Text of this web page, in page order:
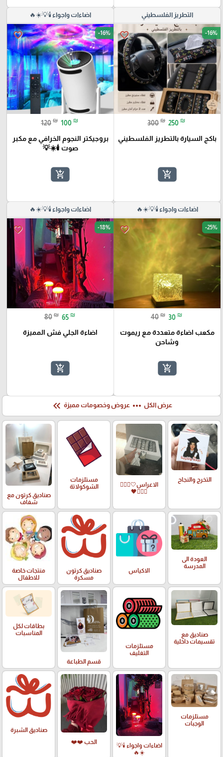
التطريز الفلسطيني
favorite_border -16%
300 ₪ 250 ₪
باكج السيارة بالتطريز الفلسطيني
add_shopping_cart
اضاءات واجواء 🕯️💡☀️🔥
favorite_border -16%
120 ₪ 100 ₪
بروجيكتر النجوم الخرافي مع مكبر
صوت 🕯️☀️💡
add_shopping_cart
اضاءات واجواء 🕯️💡☀️🔥
favorite_border -25%
40 ₪ 30 ₪
مكعب اضاءة متعددة مع ريموت
وشاحن
add_shopping_cart
اضاءات واجواء 🕯️💡☀️🔥
favorite_border -18%
80 ₪ 65 ₪
اضاءة الجلي فش المميزة
add_shopping_cart
عرض الكل more_horiz عروض وخصومات مميزة keyboard_double_arrow_left
التخرج والنجاح
الاعراس🤍🤵🏻‍♀️
👰🏻‍♀️🖤
مستلزمات
الشوكولاتة
صناديق كرتون مع
شفاف
العودة الى
المدرسة
الاكياس
صناديق كرتون
مسكرة
منتجات خاصة
للاطفال
صناديق مع
تقسيمات داخلية
مستلزمات
التغليف
قسم الطباعة
بطاقات لكل
المناسبات
مستلزمات
الوجبات
اضاءات واجواء 🕯️💡
☀️🔥
الحب ❤️❤️
صناديق الشبرة